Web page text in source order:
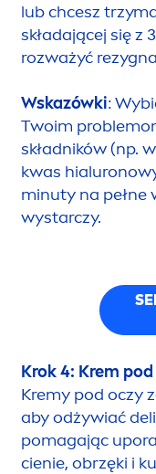
lub chcesz
składającej się z
rozważyć
Wskazówki:
Twoim
składników (np.
kwas
minuty na pełne
wystarczy.
Krok 4: Krem
Kremy pod oczy
aby odżywiać
pomagając
cienie, obrzęki i